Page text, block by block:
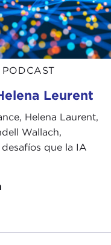
PODCAST
Leurent
Helena Laurent,
Wallach,
que la IA